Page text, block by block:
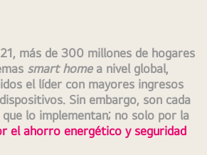
más de 300 millones de hogares
smart home a nivel global,
el líder con mayores ingresos
Sin embargo, son cada
que lo implementan; no solo por la
el ahorro energético y seguridad